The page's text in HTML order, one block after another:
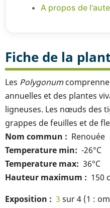
A propos de
Fiche de la
Les Polygonum
annuelles et des plantes
ligneuses. Les nœuds des
grappes de feuilles et de
Nom commun
Renouée
Temperature min
-26°C
Temperature max 36°C
Hauteur maximum
150
Exposition
3 sur 4 (1 :